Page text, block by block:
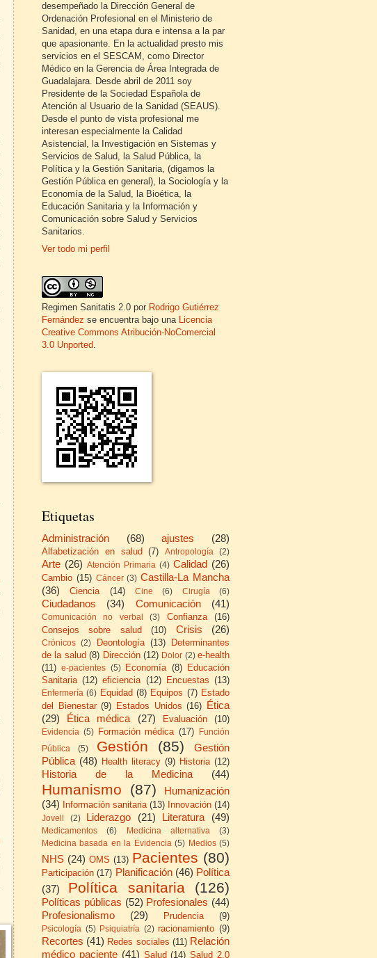
desempeñado la Dirección General de
Ordenación Profesional en el Ministerio de
Sanidad, en una etapa dura e intensa a la par
que apasionante. En la actualidad presto mis
servicios en el SESCAM, como Director
Médico en la Gerencia de Área Integrada de
Guadalajara. Desde abril de 2011 soy
Presidente de la Sociedad Española de
Atención al Usuario de la Sanidad (SEAUS).
Desde el punto de vista profesional me
interesan especialmente la Calidad
Asistencial, la Investigación en Sistemas y
Servicios de Salud, la Salud Pública, la
Política y la Gestión Sanitaria, (digamos la
Gestión Pública en general), la Sociología y la
Economía de la Salud, la Bioética, la
Educación Sanitaria y la Información y
Comunicación sobre Salud y Servicios
Sanitarios.
Ver todo mi perfil
Regimen Sanitatis 2.0 por Rodrigo Gutiérrez
Fernández se encuentra bajo una Licencia
Creative Commons Atribución-NoComercial
3.0 Unported
Etiquetas
Administración (68) ajustes (28)
Alfabetización en salud (7) Antropología (2)
Arte (26) Atención Primaria (4) Calidad (26)
Cambio (15) Cáncer (3) Castilla-La Mancha
(36)
Ciencia (14) Cine (6) Cirugía (6)
Ciudadanos (34) Comunicación (41)
Comunicación no verbal (3) Confianza
(16)
Consejos sobre salud
(10) Crisis (26)
Crónicos (2) Deontología (13)
Determinantes
de la salud (8) Dirección (12) Dolor (2) e-health
(11)
e-pacientes (5) Economía (8) Educación
Sanitaria (12) eficiencia (12) Encuestas (13)
Enfermería (6) Equidad (8) Equipos (7) Estado
del Bienestar (9) Estados Unidos (16) Ética
(29)
Ética médica (27) Evaluación (10)
Evidencia (5) Formación médica (17)
Función
Pública
(5) Gestión (85)
Gestión
Pública (48) Health literacy (9) Historia (12)
Historia de la Medicina (44)
Humanismo (87)
Humanización
(34) Información sanitaria (13) Innovación (14)
Jovell (2) Liderazgo (21) Literatura (49)
Medicamentos (6) Medicina alternativa
(3)
Medicina basada en la Evidencia (5) Medios (5)
NHS (24) OMS (13) Pacientes (80)
Participación (17) Planificación (46) Política
(37)
Política sanitaria (126)
Políticas públicas (52) Profesionales (44)
Profesionalismo
(29) Prudencia (9)
Psicología (5) Psiquiatría (2) racionamiento (9)
Recortes (41) Redes sociales (11) Relación
médico paciente (41) Salud (14) Salud 2.0